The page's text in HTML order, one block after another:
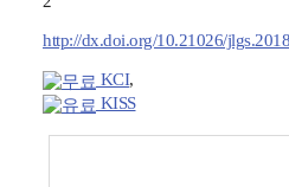
http://dx.doi.org/10.21026/
KCI,
KISS